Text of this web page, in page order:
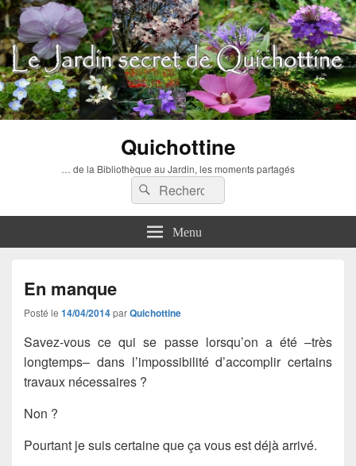
Quichottine
… de la Bibliothèque au Jardin, les moments partagés
Recherche :
Rechercher
Menu
En manque
Posté le 14/04/2014parQuichottine
Savez-vous ce qui se passe lorsqu’on a été –très
longtemps– dans l’impossibilité d’accomplir certains
travaux nécessaires ?
Non ?
Pourtant je suis certaine que ça vous est déjà arrivé.